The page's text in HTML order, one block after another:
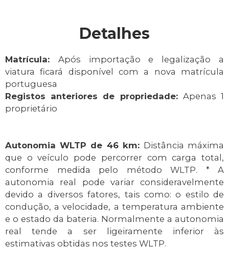
Detalhes
Matrícula: Após importação e legalização a
viatura ficará disponível com a nova matrícula
portuguesa
Registos anteriores de propriedade: Apenas 1
proprietário
Autonomia WLTP de 46 km: Distância máxima
que o veículo pode percorrer com carga total,
conforme medida pelo método WLTP. * A
autonomia real pode variar consideravelmente
devido a diversos fatores, tais como: o estilo de
condução, a velocidade, a temperatura ambiente
e o estado da bateria. Normalmente a autonomia
real tende a ser ligeiramente inferior às
estimativas obtidas nos testes WLTP.